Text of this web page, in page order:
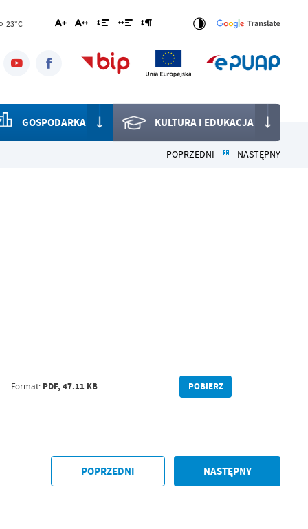
23°C
GOSPODARKA KULTURA I EDUKACJA
POPRZEDNI NASTĘPNY
Format: PDF,47.11 KB POBIERZ
POPRZEDNI NASTĘPNY